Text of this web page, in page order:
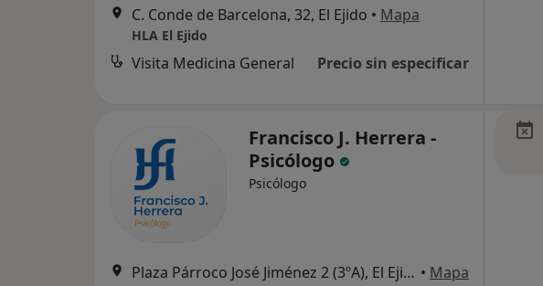
C. Conde de Barcelona, 32, El Ejido • Mapa
HLA El Ejido
Visita Medicina General Precio sin especificar
Francisco J. Herrera -
Psicólogo
Psicólogo
Plaza Párroco José Jiménez 2 (3ºA), El Ejido • Mapa